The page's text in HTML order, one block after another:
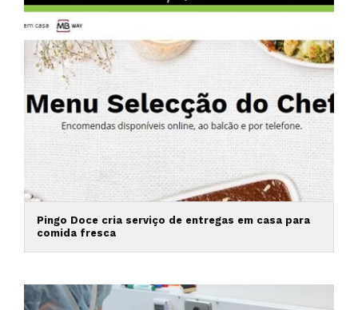
Pingo Doce cria serviço de entregas em casa para
comida fresca